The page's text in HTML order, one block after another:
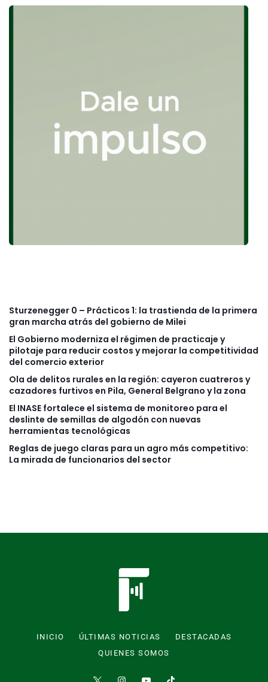
Sturzenegger 0 – Prácticos 1: la trastienda de la primera
gran marcha atrás del gobierno de Milei
El Gobierno moderniza el régimen de practicaje y
pilotaje para reducir costos y mejorar la competitividad
del comercio exterior
Ola de delitos rurales en la región: cayeron cuatreros y
cazadores furtivos en Pila, General Belgrano y la zona
El INASE fortalece el sistema de monitoreo para el
deslinte de semillas de algodón con nuevas
herramientas tecnológicas
Reglas de juego claras para un agro más competitivo:
La mirada de funcionarios del sector
INICIO ÚLTIMAS NOTICIAS
DESTACADAS
QUIENES SOMOS